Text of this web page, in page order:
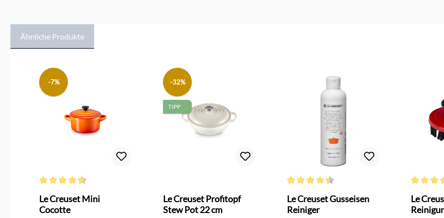
Ähnliche Produkte
-7%
Le Creuset Mini
Cocotte
-32%
TIPP
Le Creuset Profitopf
Stew Pot 22 cm
Le Creuset Gusseisen
Reiniger
Le